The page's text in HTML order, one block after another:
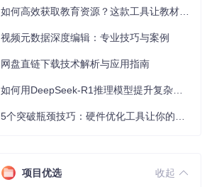
视频元数据深度编辑：专业技巧与案例
网盘直链下载技术解析与应用指南
项目优选 收起